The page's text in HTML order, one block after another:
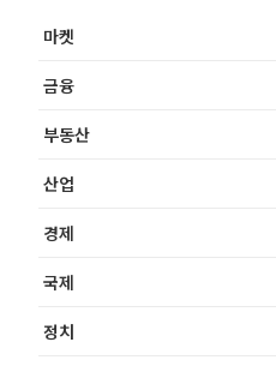
마켓
금융
부동산
산업
경제
국제
정치